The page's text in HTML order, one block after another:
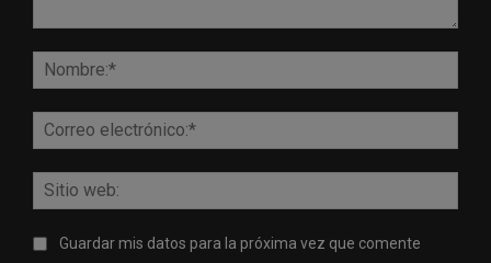
Guardar mis datos para la próxima vez que comente